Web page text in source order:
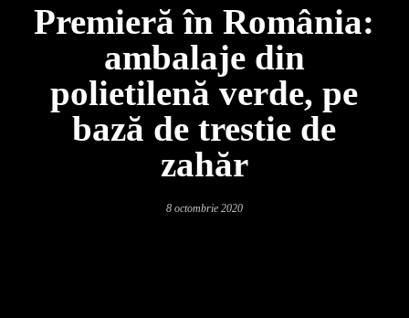
Premieră în România:
ambalaje din
polietilenă verde, pe
bază de trestie de
zahăr
8 octombrie 2020